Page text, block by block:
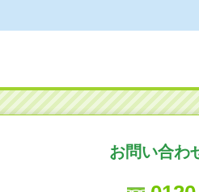
お問い合わ